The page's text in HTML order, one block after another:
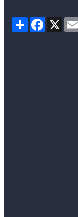
PartagerFacebook
X